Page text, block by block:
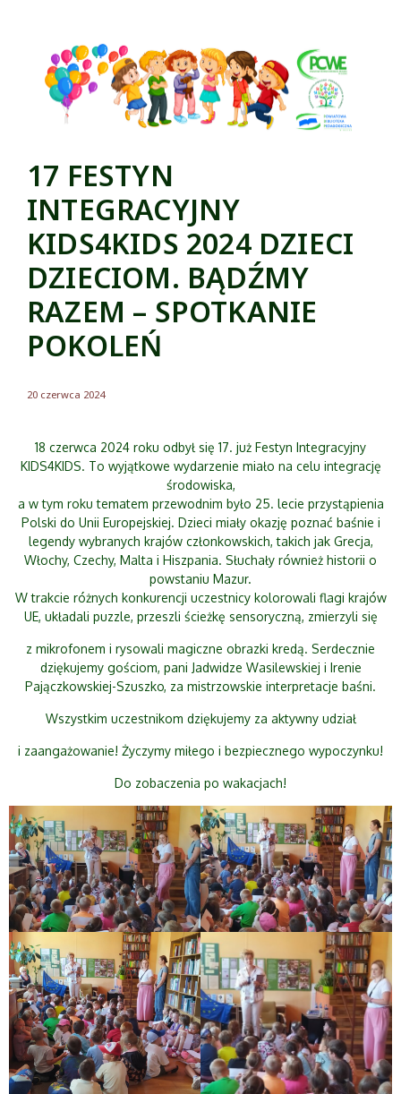
17 FESTYN
INTEGRACYJNY
KIDS4KIDS 2024 DZIECI
DZIECIOM. BĄDŹMY
RAZEM – SPOTKANIE
POKOLEŃ
20 czerwca 2024
18 czerwca 2024 roku odbył się 17. już Festyn Integracyjny
KIDS4KIDS. To wyjątkowe wydarzenie miało na celu integrację
środowiska,
a w tym roku tematem przewodnim było 25. lecie przystąpienia
Polski do Unii Europejskiej. Dzieci miały okazję poznać baśnie i
legendy wybranych krajów członkowskich, takich jak Grecja,
Włochy, Czechy, Malta i Hiszpania. Słuchały również historii o
powstaniu Mazur.
W trakcie różnych konkurencji uczestnicy kolorowali flagi krajów
UE, układali puzzle, przeszli ścieżkę sensoryczną, zmierzyli się
z mikrofonem i rysowali magiczne obrazki kredą. Serdecznie
dziękujemy gościom, pani Jadwidze Wasilewskiej i Irenie
Pajączkowskiej-Szuszko, za mistrzowskie interpretacje baśni.
Wszystkim uczestnikom dziękujemy za aktywny udział
i zaangażowanie! Życzymy miłego i bezpiecznego wypoczynku!
Do zobaczenia po wakacjach!